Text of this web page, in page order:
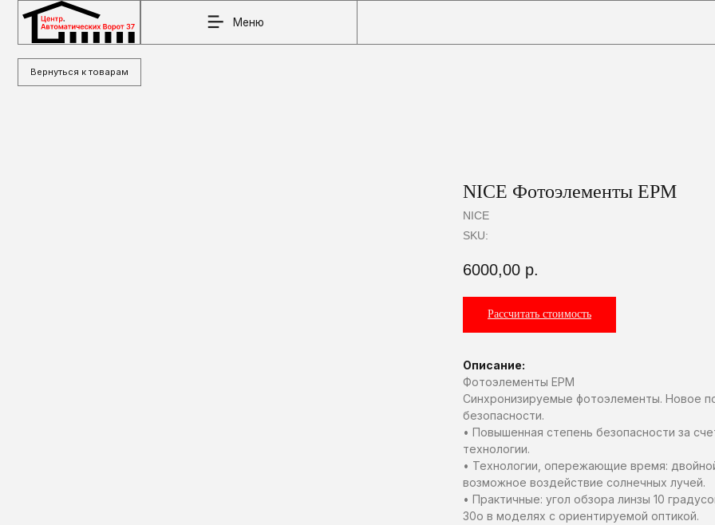
Меню
NICE Фотоэлементы EPM
NICE
SKU:
6000,00 р.
Рассчитать стоимость
Описание:
Фотоэлементы EPM
Синхронизируемые фотоэлементы. Новое
безопасности.
• Повышенная степень безопасности за
технологии.
• Технологии, опережающие время:
возможное воздействие солнечных лучей.
• Практичные: угол обзора линзы 10
30o в моделях с ориентируемой оптикой.